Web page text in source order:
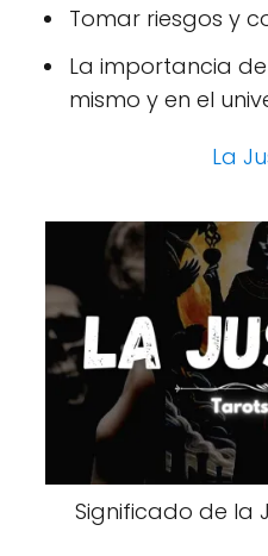
Tomar riesgos y
La importancia
mismo y en el
La
Significado de la